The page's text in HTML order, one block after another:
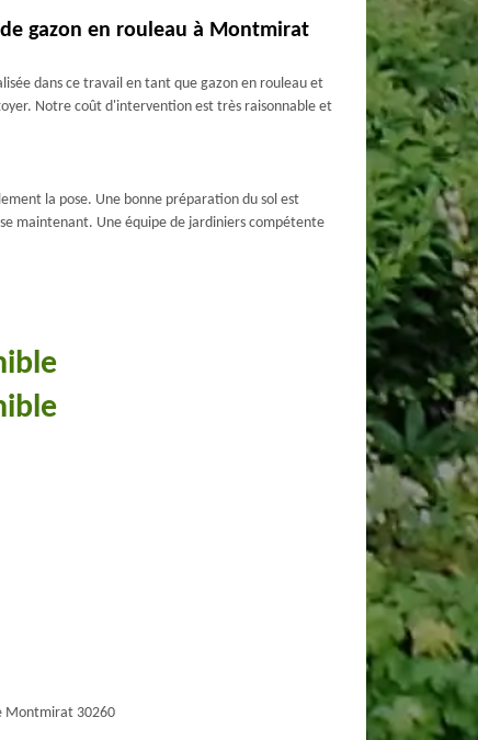
gazon en rouleau à Montmirat
dans ce travail en tant que gazon en rouleau et
Notre coût d'intervention est très raisonnable et
la pose. Une bonne préparation du sol est
maintenant. Une équipe de jardiniers compétente
Montmirat 30260